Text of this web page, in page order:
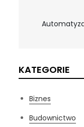
KATEGORIE
Biznes
Budownictwo